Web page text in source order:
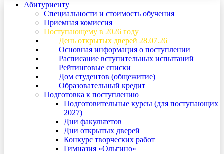
Абитуриенту
Специальности и стоимость обучения
Приемная комиссия
Поступающему в 2026 году
День открытых дверей 28.07.26
Основная информация о поступлении
Расписание вступительных испытаний
Рейтинговые списки
Дом студентов (общежитие)
Образовательный кредит
Подготовка к поступлению
Подготовительные курсы (для поступающих
2027)
Дни факультетов
Дни открытых дверей
Конкурс творческих работ
Гимназия «Ольгино»